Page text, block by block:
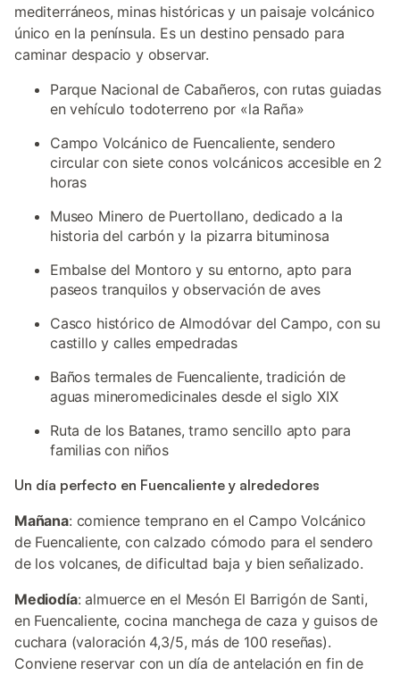
mediterráneos, minas históricas y un paisaje volcánico
único en la península. Es un destino pensado para
caminar despacio y observar.
Parque Nacional de Cabañeros, con rutas guiadas
en vehículo todoterreno por «la Raña»
Campo Volcánico de Fuencaliente, sendero
circular con siete conos volcánicos accesible en 2
horas
Museo Minero de Puertollano, dedicado a la
historia del carbón y la pizarra bituminosa
Embalse del Montoro y su entorno, apto para
paseos tranquilos y observación de aves
Casco histórico de Almodóvar del Campo, con su
castillo y calles empedradas
Baños termales de Fuencaliente, tradición de
aguas mineromedicinales desde el siglo XIX
Ruta de los Batanes, tramo sencillo apto para
familias con niños
Un día perfecto en Fuencaliente y alrededores
Mañana: comience temprano en el Campo Volcánico
de Fuencaliente, con calzado cómodo para el sendero
de los volcanes, de dificultad baja y bien señalizado.
Mediodía: almuerce en el Mesón El Barrigón de Santi,
en Fuencaliente, cocina manchega de caza y guisos de
cuchara (valoración 4,3/5, más de 100 reseñas).
Conviene reservar con un día de antelación en fin de